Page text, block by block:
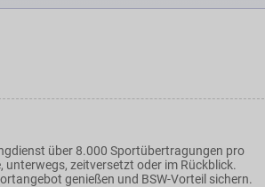
über 8.000 Sportübertragungen pro
unterwegs, zeitversetzt oder im Rückblick.
genießen und BSW-Vorteil sichern.